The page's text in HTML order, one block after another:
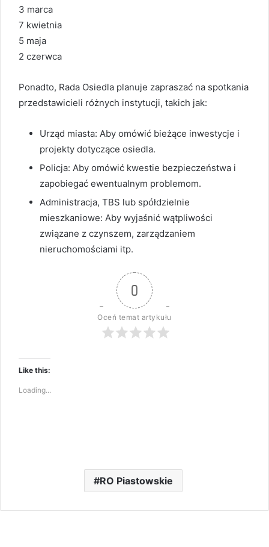
3 marca
7 kwietnia
5 maja
2 czerwca
Ponadto, Rada Osiedla planuje zapraszać na spotkania
przedstawicieli różnych instytucji, takich jak:
Urząd miasta: Aby omówić bieżące inwestycje i
projekty dotyczące osiedla.
Policja: Aby omówić kwestie bezpieczeństwa i
zapobiegać ewentualnym problemom.
Administracja, TBS lub spółdzielnie
mieszkaniowe: Aby wyjaśnić wątpliwości
związane z czynszem, zarządzaniem
nieruchomościami itp.
0
Oceń temat artykułu
Like this:
Loading...
RO Piastowskie